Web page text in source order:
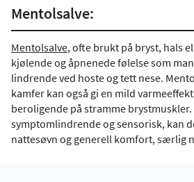
Mentolsalve:
Mentolsalve, ofte brukt på bryst, hals
kjølende og åpnenede følelse som
lindrende ved hoste og tett nese.
kamfer kan også gi en mild
beroligende på stramme
symptomlindrende og sensorisk, kan
nattesøvn og generell komfort, særlig